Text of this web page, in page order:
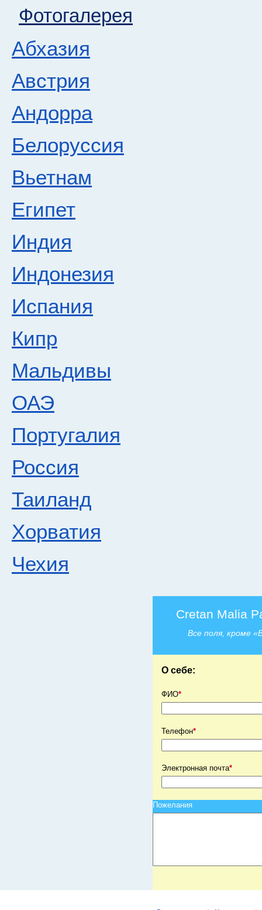
Фотогалерея
Абхазия
Австрия
Андорра
Белоруссия
Вьетнам
Египет
Индия
Индонезия
Испания
Кипр
Мальдивы
ОАЭ
Португалия
Россия
Таиланд
Хорватия
Чехия
Cretan Malia
Все поля, кроме
О себе:
ФИО*
Телефон*
Электронная почта*
Пожелания